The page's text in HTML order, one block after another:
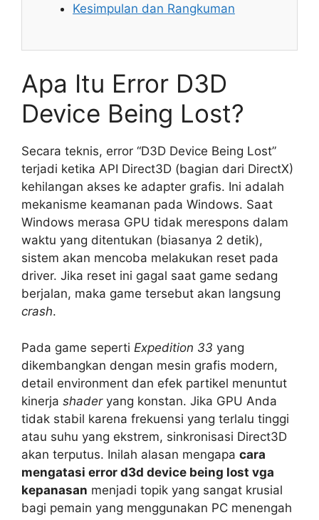
Kesimpulan dan Rangkuman
Apa Itu Error D3D
Device Being Lost?
Secara teknis, error “D3D Device Being Lost”
terjadi ketika API Direct3D (bagian dari DirectX)
kehilangan akses ke adapter grafis. Ini adalah
mekanisme keamanan pada Windows. Saat
Windows merasa GPU tidak merespons dalam
waktu yang ditentukan (biasanya 2 detik),
sistem akan mencoba melakukan reset pada
driver. Jika reset ini gagal saat game sedang
berjalan, maka game tersebut akan langsung
crash.
Pada game seperti Expedition 33 yang
dikembangkan dengan mesin grafis modern,
detail environment dan efek partikel menuntut
kinerja shaderyang konstan. Jika GPU Anda
tidak stabil karena frekuensi yang terlalu tinggi
atau suhu yang ekstrem, sinkronisasi Direct3D
akan terputus. Inilah alasan mengapa cara
mengatasi error d3d device being lost vga
kepanasan menjadi topik yang sangat krusial
bagi pemain yang menggunakan PC menengah